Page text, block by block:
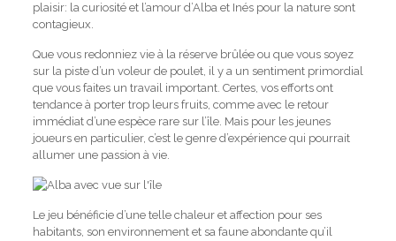
plaisir: la curiosité et l’amour d’Alba et Inés pour la nature sont
contagieux.
Que vous redonniez vie à la réserve brûlée ou que vous soyez
sur la piste d’un voleur de poulet, il y a un sentiment primordial
que vous faites un travail important. Certes, vos efforts ont
tendance à porter trop leurs fruits, comme avec le retour
immédiat d’une espèce rare sur l’île. Mais pour les jeunes
joueurs en particulier, c’est le genre d’expérience qui pourrait
allumer une passion à vie.
Le jeu bénéficie d’une telle chaleur et affection pour ses
habitants, son environnement et sa faune abondante qu’il